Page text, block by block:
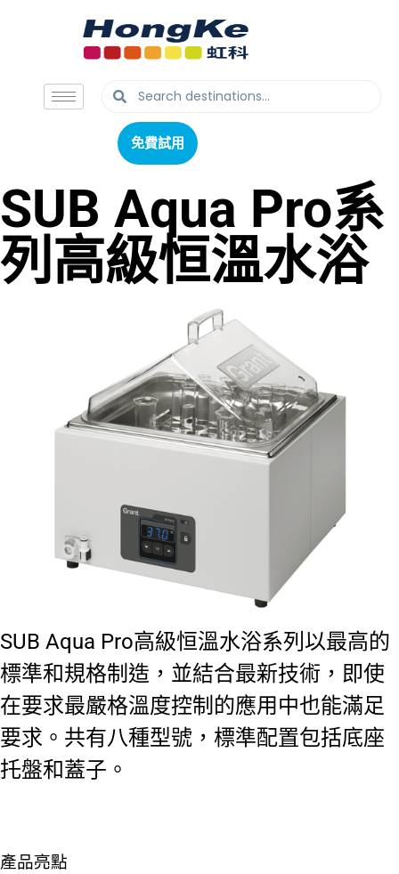
免費試用
免費試用
SUB Aqua Pro系
列高級恒溫水浴
SUB Aqua Pro高級恒溫水浴系列以最高的
標準和規格制造，並結合最新技術，即使
在要求最嚴格溫度控制的應用中也能滿足
要求。共有八種型號，標準配置包括底座
托盤和蓋子。
產品亮點